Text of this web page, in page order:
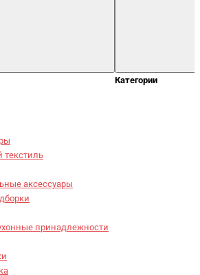
Категории
аксессуары
принадлежности